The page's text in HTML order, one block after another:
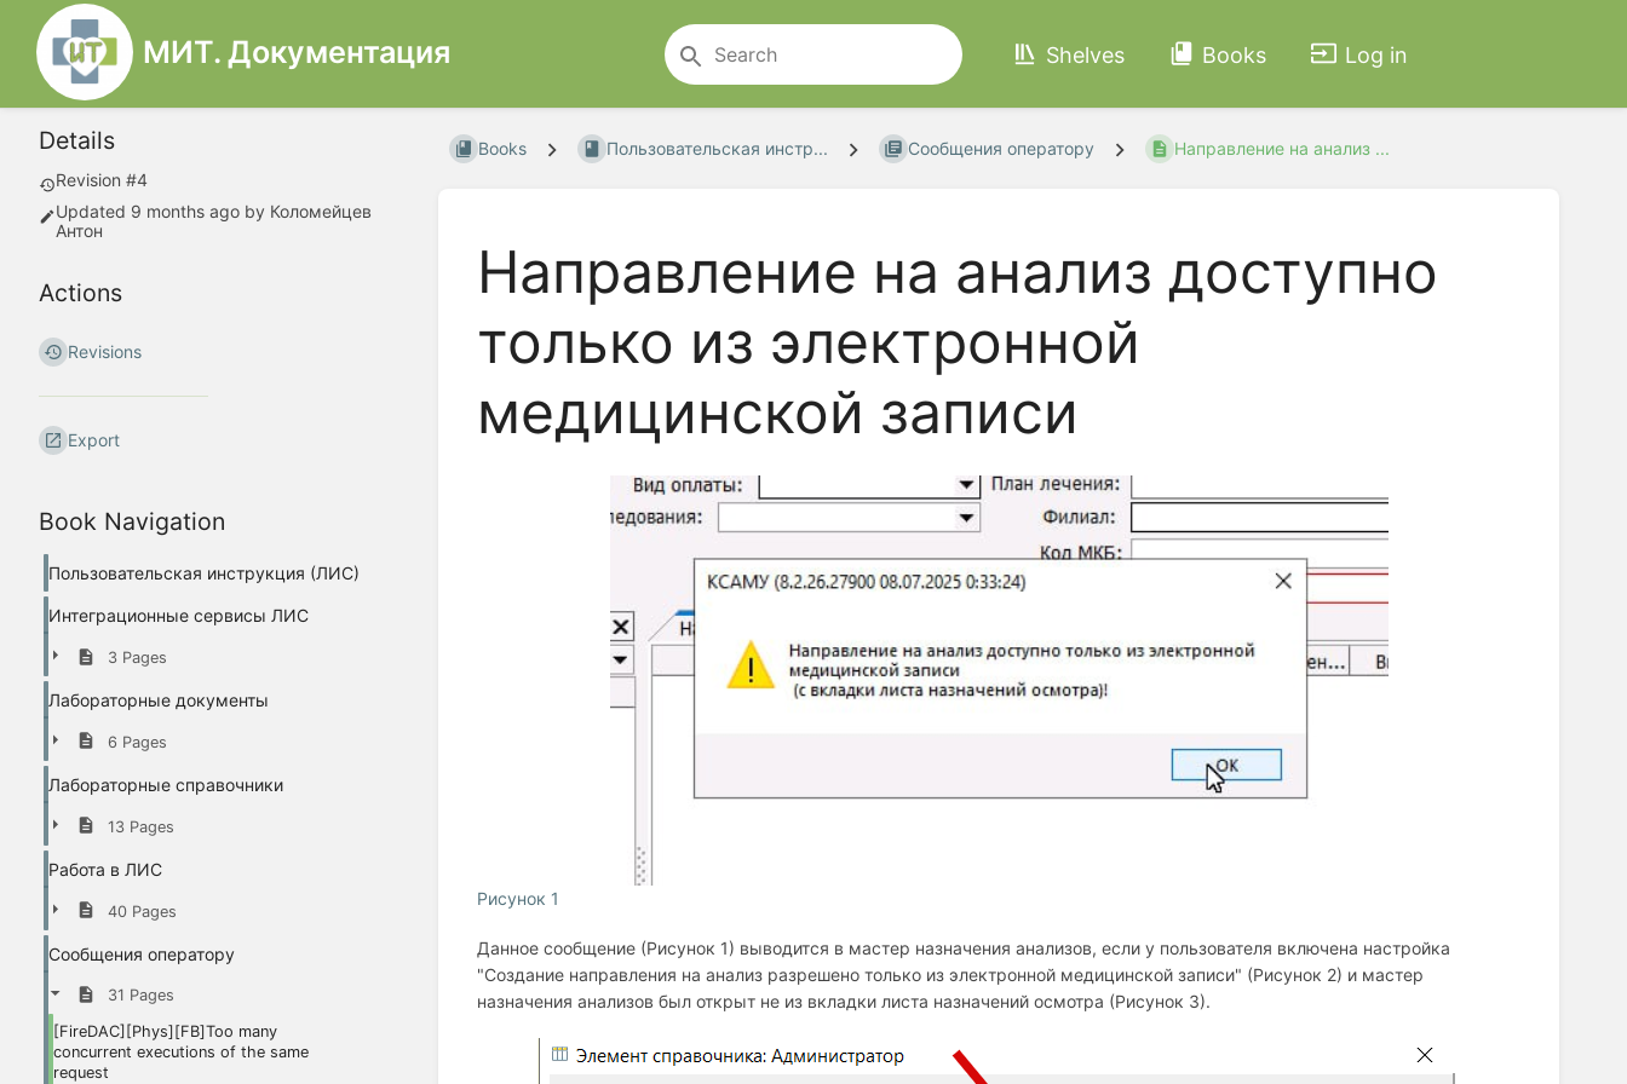
МИТ. Документация Shelves Books Log in
Details
Revision #4
Updated 9 months ago by Коломейцев
Антон
Actions
Revisions
Export
Book Navigation
Пользовательская инструкция (ЛИС)
Интеграционные сервисы ЛИС
3 Pages
Лабораторные документы
6 Pages
Лабораторные справочники
13 Pages
Работа в ЛИС
40 Pages
Сообщения оператору
31 Pages
[FireDAC][Phys][FB]Too many
concurrent executions of the same
request
Books Пользовательская инстр... Сообщения оператору Направление на анализ ...
Направление на анализ доступно
только из электронной
медицинской записи
Рисунок 1
Данное сообщение (Рисунок 1) выводится в мастер назначения анализов, если у пользователя включена настройка
"Создание направления на анализ разрешено только из электронной медицинской записи" (Рисунок 2) и мастер
назначения анализов был открыт не из вкладки листа назначений осмотра (Рисунок 3).